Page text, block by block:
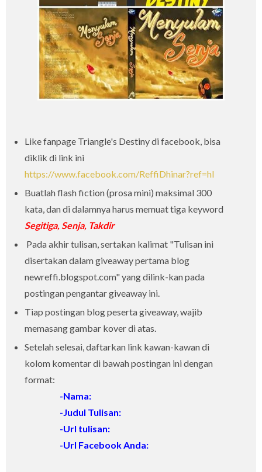
Like fanpage Triangle's Destiny di facebook, bisa
diklik di link ini
https://www.facebook.com/ReffiDhinar?ref=hl
Buatlah flash fiction (prosa mini) maksimal 300
kata, dan di dalamnya harus memuat tiga keyword
Segitiga, Senja, Takdir
Pada akhir tulisan, sertakan kalimat "Tulisan ini
disertakan dalam giveaway pertama blog
newreffi.blogspot.com" yang dilink-kan pada
postingan pengantar giveaway ini.
Tiap postingan blog peserta giveaway, wajib
memasang gambar kover di atas.
Setelah selesai, daftarkan link kawan-kawan di
kolom komentar di bawah postingan ini dengan
format:
-Nama:
-Judul Tulisan:
-Url tulisan:
-Url Facebook Anda: